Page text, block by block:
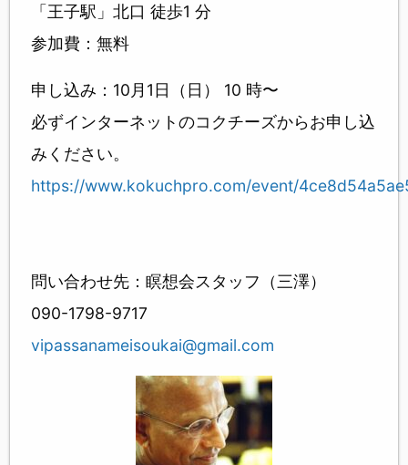
「王子駅」北口 徒歩1 分
参加費：無料
申し込み：10月1日（日） 10 時〜
必ずインターネットのコクチーズからお申し込
みください。
https://www.kokuchpro.com/event/
問い合わせ先：瞑想会スタッフ（三澤）
090-1798-9717
vipassanameisoukai@gmail.com